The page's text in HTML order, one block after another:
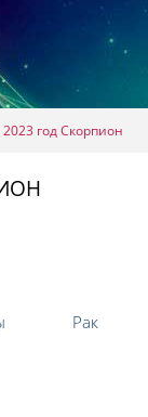
2023 год Скорпион
Рак